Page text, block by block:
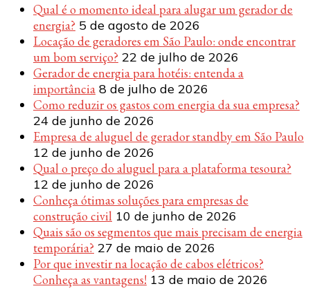
Qual é o momento ideal para alugar um gerador de
energia? 5 de agosto de 2026
Locação de geradores em São Paulo: onde encontrar
um bom serviço? 22 de julho de 2026
Gerador de energia para hotéis: entenda a
importância 8 de julho de 2026
Como reduzir os gastos com energia da sua empresa?
24 de junho de 2026
Empresa de aluguel de gerador standby em São Paulo
12 de junho de 2026
Qual o preço do aluguel para a plataforma tesoura?
12 de junho de 2026
Conheça ótimas soluções para empresas de
construção civil 10 de junho de 2026
Quais são os segmentos que mais precisam de energia
temporária? 27 de maio de 2026
Por que investir na locação de cabos elétricos?
Conheça as vantagens! 13 de maio de 2026